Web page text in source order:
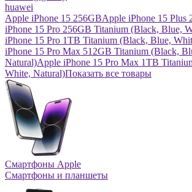
huawei
Apple iPhone 15 256GBApple iPhone 15 Plus
iPhone 15 Pro 256GB Titanium (Black, Blue,
iPhone 15 Pro 1TB Titanium (Black, Blue,
iPhone 15 Pro Max 512GB Titanium (Black,
Natural)Apple iPhone 15 Pro Max 1TB
White, Natural)Показать все товары
Смартфоны Apple
Смартфоны и планшеты